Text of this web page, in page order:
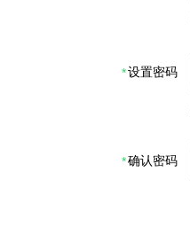
设置密码
确认密码